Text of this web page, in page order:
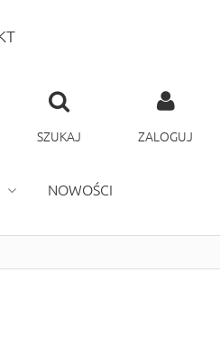
SZUKAJ ZALOGUJ
NOWOŚCI